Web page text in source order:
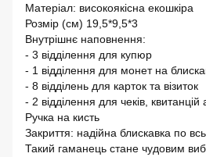
Матеріал: високоякісна екошкіра
Розмір (см) 19,5*9,5*3
Внутрішнє наповнення:
- 3 відділення для купюр
- 1 відділення для монет на
- 8 відділень для карток та візиток
- 2 відділення для чеків,
Ручка на кисть
Закриття: надійна блискавка по
Такий гаманець стане чудовим